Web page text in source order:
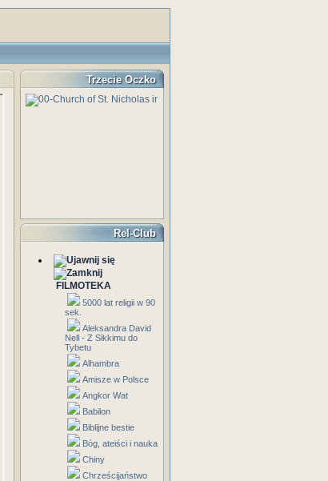
Trzecie Oczko
Rel-Club
FILMOTEKA
5000 lat religii w 90
sek.
Aleksandra David
Nell - Z Sikkimu do
Tybetu
Alhambra
Amisze w Polsce
Angkor Wat
Babilon
Biblijne bestie
Bóg, ateiści i nauka
Chiny
Chrześcijaństwo